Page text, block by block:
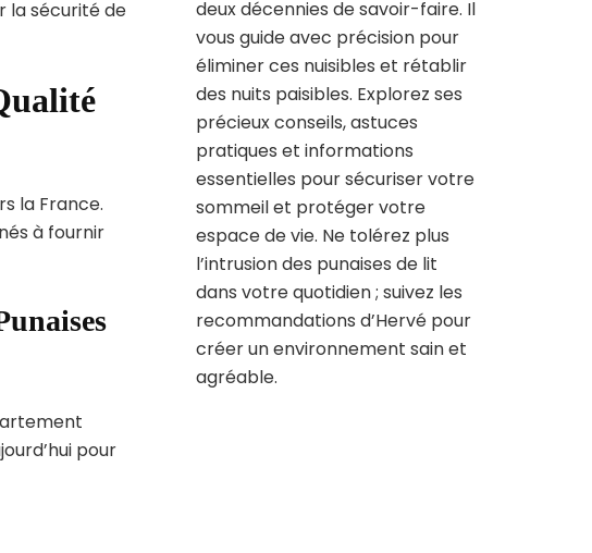
la sécurité de
la France.
à fournir
pour
deux décennies de savoir-faire. Il
vous guide avec précision pour
éliminer ces nuisibles et rétablir
des nuits paisibles. Explorez ses
précieux conseils, astuces
pratiques et informations
essentielles pour sécuriser votre
sommeil et protéger votre
espace de vie. Ne tolérez plus
l’intrusion des punaises de lit
dans votre quotidien ; suivez les
recommandations d’Hervé pour
créer un environnement sain et
agréable.